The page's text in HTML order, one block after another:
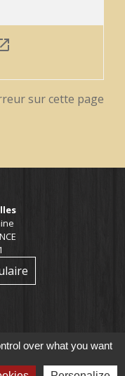
sur cette page
over what you want